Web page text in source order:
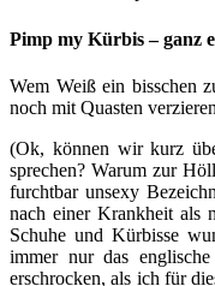
Pimp my Kürbis – ganz
Wem Weiß ein bisschen
noch mit Quasten
(Ok, können wir kurz
sprechen? Warum zur
furchtbar unsexy
nach einer Krankheit als
Schuhe und Kürbisse
immer nur das
erschrocken, als ich für